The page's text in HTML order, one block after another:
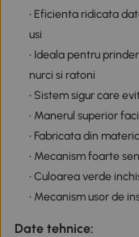
• Eficienta ridicata
usi
• Ideala pentru
nurci si ratoni
• Sistem sigur care
• Manerul superior
• Fabricata din
• Mecanism foarte
• Culoarea verde
• Mecanism usor de
Date tehnice: